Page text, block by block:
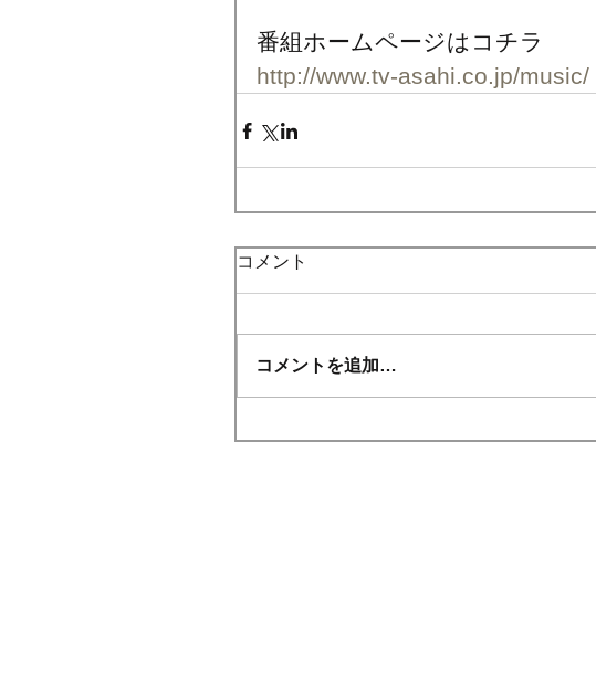
番組ホームページはコチラ
http://www.tv-asahi.co.jp/music/
コメント
コメントを追加…